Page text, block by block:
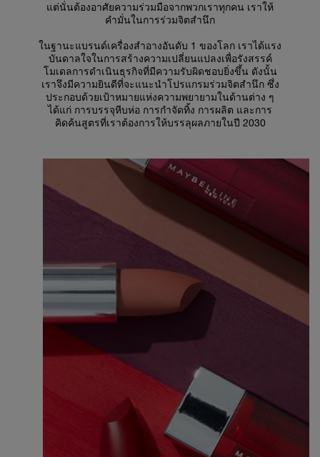
แต่นั่นต้องอาศัยความร่วมมือจากพวกเราทุกคน เราให้
คำมั่นในการร่วมจิตสำนึก
ในฐานะแบรนด์เครื่องสำอางอันดับ 1 ของโลก เราได้แรง
บันดาลใจในการสร้างความเปลี่ยนแปลงเพื่อรังสรรค์
โมเดลการดำเนินธุรกิจที่มีความรับผิดชอบยิ่งขึ้น ดังนั้น
เราจึงมีความยินดีที่จะแนะนำโปรแกรมร่วมจิตสำนึก ซึ่ง
ประกอบด้วยเป้าหมายแห่งความพยายามในด้านต่าง ๆ
ได้แก่ การบรรจุหีบห่อ การกำจัดทิ้ง การผลิต และการ
คิดค้นสูตรที่เราต้องการให้บรรลุผลภายในปี 2030